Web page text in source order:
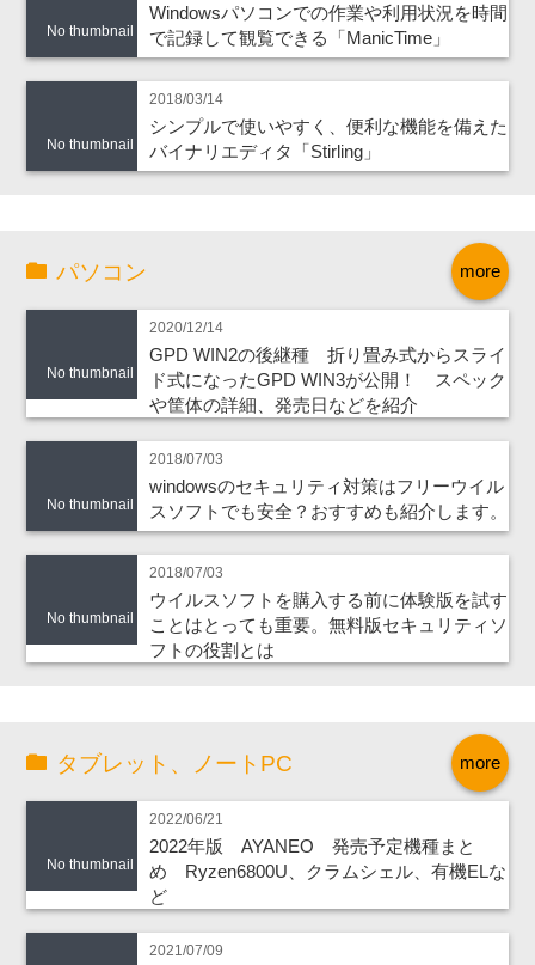
No thumbnail
Windowsパソコンでの作業や利用状況を時間
で記録して観覧できる「ManicTime」
No thumbnail
2018/03/14
シンプルで使いやすく、便利な機能を備えた
バイナリエディタ「Stirling」
more
パソコン
No thumbnail
2020/12/14
GPD WIN2の後継種 折り畳み式からスライ
ド式になったGPD WIN3が公開！ スペック
や筐体の詳細、発売日などを紹介
No thumbnail
2018/07/03
windowsのセキュリティ対策はフリーウイル
スソフトでも安全？おすすめも紹介します。
No thumbnail
2018/07/03
ウイルスソフトを購入する前に体験版を試す
ことはとっても重要。無料版セキュリティソ
フトの役割とは
more
タブレット、ノートPC
No thumbnail
2022/06/21
2022年版 AYANEO 発売予定機種まと
め Ryzen6800U、クラムシェル、有機ELな
ど
2021/07/09